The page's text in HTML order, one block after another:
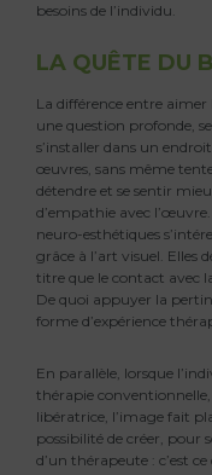
besoins de l’individu.
LA QUÊTE DU
La différence entre aimer
une question profonde,
s’installer dans un
œuvres, sans même
détendre et se sentir
d’empathie avec
neuro-esthétiques
grâce à l’art visuel. Elles
titre que le contact avec
De quoi appuyer la
forme d’expérience
En parallèle, lorsque
thérapie
libératrice, l’image fait
possibilité de créer, pour
d’un thérapeute : c’est